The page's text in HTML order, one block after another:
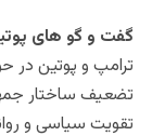
گفت و گو های
ترامپ و پوتین در
تضعیف ساختار
تقویت سیاسی و